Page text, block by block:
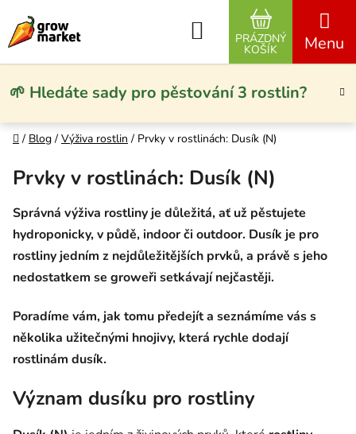
🌱 Hledáte sady pro pěstování 3 rostlin?
Hledat
NÁKUPNÍ
PRÁZDNÝ
KOŠÍK
Domů
/ Blog / Výživa rostlin / Prvky v rostlinách: Dusík (N)
Prvky v rostlinách: Dusík (N)
Správná výživa rostliny je důležitá, ať už pěstujete
hydroponicky, v půdě, indoor či outdoor. Dusík je pro
rostliny jedním z nejdůležitějších prvků, a právě s jeho
nedostatkem se groweři setkávají nejčastěji.
Poradíme vám, jak tomu předejít a seznámíme vás s
několika užitečnými hnojivy, která rychle dodají
rostlinám dusík.
Význam dusíku pro rostliny